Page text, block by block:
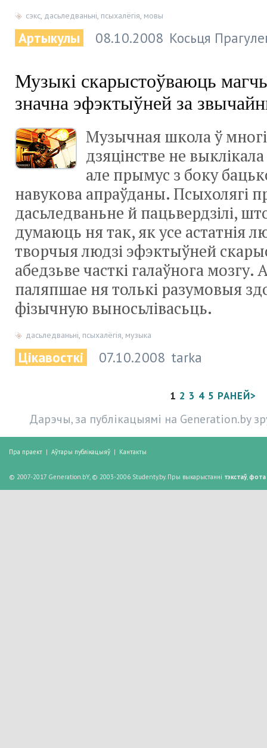
сэкс дасьледваньні псыхалёгія мовы
Артыкулы 08.10.2008 Косьця
Музыкі скарыстоўваюць
значна эфэктыўней за
Музычная школа ў
дзяцінстве не
але прымус з боку
навукова апраўданы. Псыхолягі
дасьледваньне й пацьвердзілі,
думаюць ня так, як усе астатнія
творчыя людзі эфэктыўней
абедзьве часткі галаўнога мозгу.
паляпшае ня толькі разумовыя
фізычную выносьлівасьць.
дасьледваньні, псыхалёгія, музыка
Цікавосткі 07.10.2008 tarka
1 2 3 4 5 РАНЕЙ>
Дарэчы, за публікацыямі на Generation.by
Пра праект | Аўтары публікацыяў | Кантакты
© 2007-2017 Generation.bY, © 2003-2006 Studenty.by. Пры выкарыстанні тэкстаў,фота